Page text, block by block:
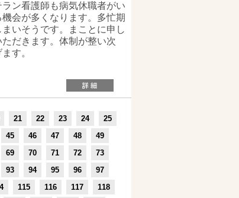
ン看護師も病気休職者がい
会が多くなります。多忙期
いそうです。まことに申し
だきます。体制が整い次
す。
21 22 23 24
25
45 46 47 48
49
69 70 71 72
73
93 94 95 96
97
115 116 117
118